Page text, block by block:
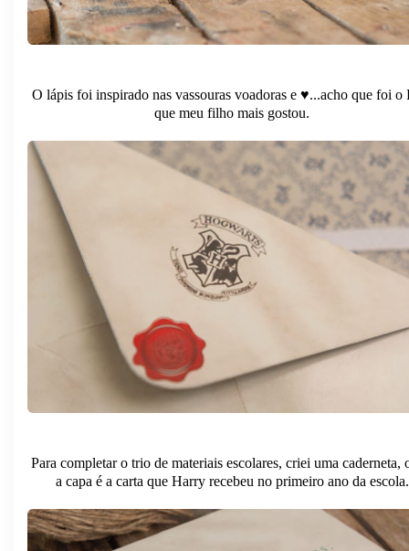
O lápis foi inspirado nas vassouras voadoras e ♥︎...acho que foi
que meu filho mais gostou.
Para completar o trio de materiais escolares, criei uma caderneta,
a capa é a carta que Harry recebeu no primeiro ano da escola.